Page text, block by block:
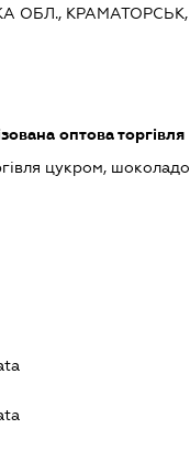
ОБЛ.,
оптова торгівля
цукром,